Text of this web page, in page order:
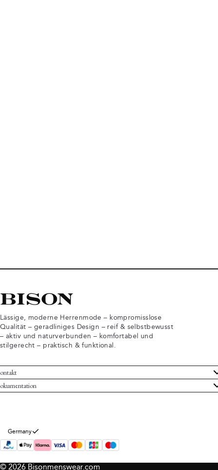
Lässige, moderne Herrenmode – kompromisslose
Qualität – geradliniges Design – reif & selbstbewusst
– aktiv und naturverbunden – komfortabel und
stilgerecht – praktisch & funktional.
Bison
Geschäftsbedingungen
Informationen
Germany
© 2026 Bisonmenswear.com